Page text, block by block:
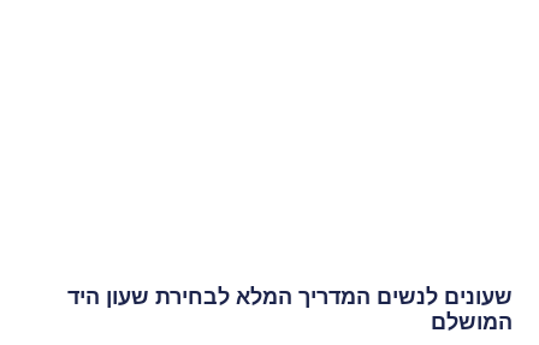
שעונים לנשים המדריך המלא לבחירת שעון היד
המושלם